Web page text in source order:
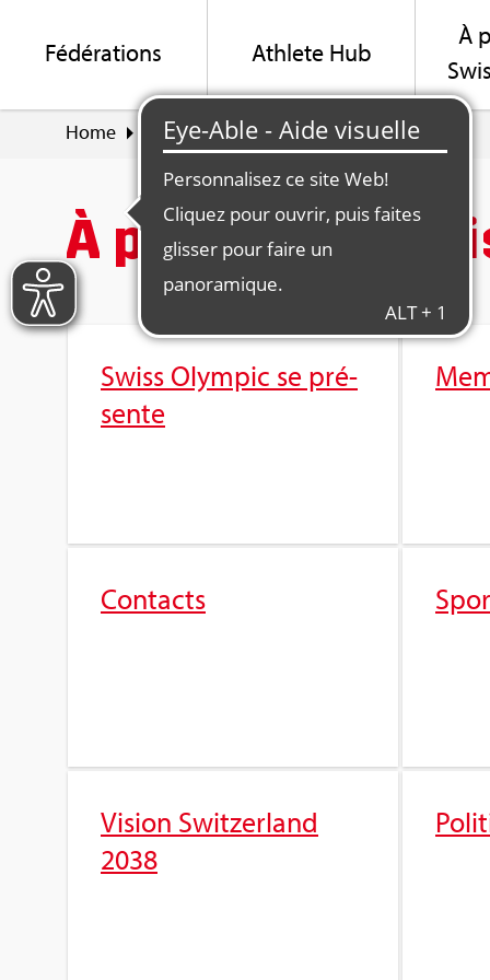
Fédé­ra­tions Ath­lete Hub
À
Home À pro­pos de Swiss Olym­pic
À pro­pos de
Swiss Olym­pic se pré­
sente
Contacts
Vision Swit­zer­land
2038